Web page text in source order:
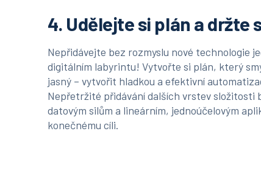
4. Udělejte si plán a držte
Nepřidávejte bez rozmyslu nové technologie
digitálním labyrintu! Vytvořte si plán, který
jasný – vytvořit hladkou a efektivní
Nepřetržité přidávání dalších vrstev složitosti
datovým silům a lineárním, jednoúčelovým
konečnému cíli.